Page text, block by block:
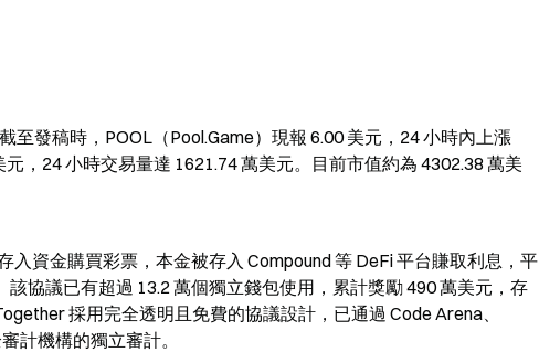
至發稿時，POOL（Pool.Game）現報 6.00 美元，24 小時內上漲
，24 小時交易量達 1621.74 萬美元。目前市值約為 4302.38 萬美
資金購買彩票，本金被存入 Compound 等 DeFi 平台賺取利息，平
協議已有超過 13.2 萬個獨立錢包使用，累計獎勵 490 萬美元，存
採用完全透明且免費的協議設計，已通過 Code Arena、
計機構的獨立審計。